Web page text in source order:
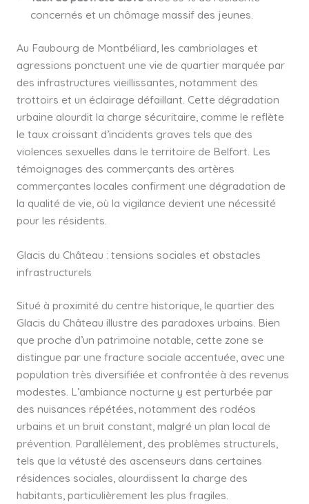
concernés et un chômage massif des jeunes.
Au Faubourg de Montbéliard, les cambriolages et
agressions ponctuent une vie de quartier marquée par
des infrastructures vieillissantes, notamment des
trottoirs et un éclairage défaillant. Cette dégradation
urbaine alourdit la charge sécuritaire, comme le reflète
le taux croissant d’incidents graves tels que des
violences sexuelles dans le territoire de Belfort. Les
témoignages des commerçants des artères
commerçantes locales confirment une dégradation de
la qualité de vie, où la vigilance devient une nécessité
pour les résidents.
Glacis du Château : tensions sociales et obstacles
infrastructurels
Situé à proximité du centre historique, le quartier des
Glacis du Château illustre des paradoxes urbains. Bien
que proche d’un patrimoine notable, cette zone se
distingue par une fracture sociale accentuée, avec une
population très diversifiée et confrontée à des revenus
modestes. L’ambiance nocturne y est perturbée par
des nuisances répétées, notamment des rodéos
urbains et un bruit constant, malgré un plan local de
prévention. Parallèlement, des problèmes structurels,
tels que la vétusté des ascenseurs dans certaines
résidences sociales, alourdissent la charge des
habitants, particulièrement les plus fragiles.